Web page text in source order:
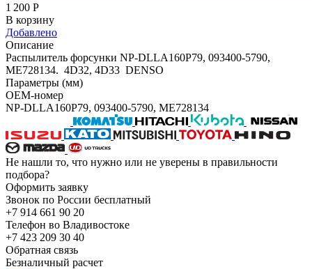
1 200 Р
В корзину
Добавлено
Описание
Распылитель форсунки NP-DLLA160P79, 093400-5790,
ME728134. 4D32, 4D33 DENSO
Параметры (мм)
OEM-номер
NP-DLLA160P79, 093400-5790, ME728134
Не нашли то, что нужно или не уверены в правильности
подбора?
Оформить заявку
Звонок по России бесплатный
+7 914 661 90 20
Телефон во Владивостоке
+7 423 209 30 40
Обратная связь
Безналичный расчет